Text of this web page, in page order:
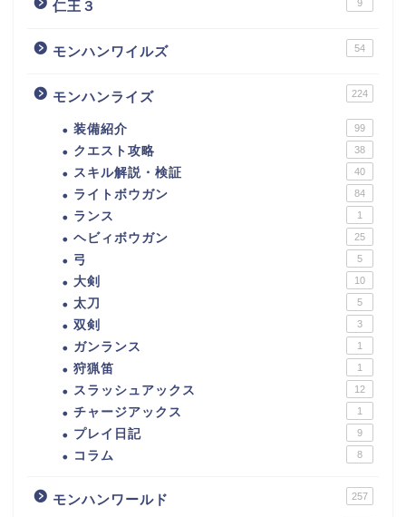
仁王３ 9
モンハンワイルズ 54
モンハンライズ 224
装備紹介 99
クエスト攻略 38
スキル解説・検証 40
ライトボウガン 84
ランス 1
ヘビィボウガン 25
弓 5
大剣 10
太刀 5
双剣 3
ガンランス 1
狩猟笛 1
スラッシュアックス 12
チャージアックス 1
プレイ日記 9
コラム 8
モンハンワールド 257